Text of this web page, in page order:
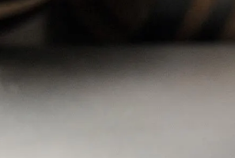
FOOD
TOGETHER